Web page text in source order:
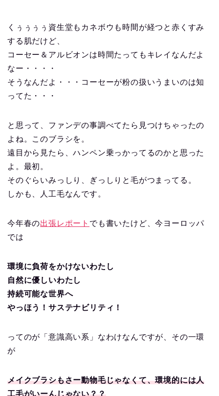
くぅぅぅぅ資生堂もカネボウも時間が経つと赤くすみ
する肌だけど、
コーセー＆アルビオンは時間たってもキレイなんだよ
なー・・・・
そうなんだよ・・・コーセーが粉の扱いうまいのは知
ってた・・・
と思って、ファンデの事調べてたら見つけちゃったの
よね。このブラシを。
遠目から見たら、ハンペン乗っかってるのかと思った
よ。最初。
そのぐらいみっしり、ぎっしりと毛がつまってる。
しかも、人工毛なんです。
今年春の出張レポート でも書いたけど、今ヨーロッパ
では
環境に負荷をかけないわたし
自然に優しいわたし
持続可能な世界へ
やっほう！サステナビリティ！
ってのが「意識高い系」なわけなんですが、その一環
が
メイクブラシもさー動物毛じゃなくて、環境的には人
工毛がいーんじゃない？？